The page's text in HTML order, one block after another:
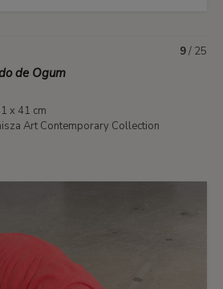
de Ogum
x 41 cm
Art Contemporary Collection
9/ 25